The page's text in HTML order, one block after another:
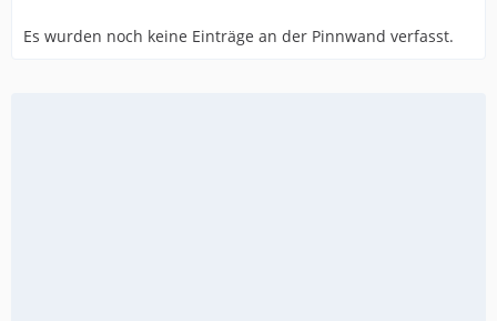
Es wurden noch keine Einträge an der Pinnwand verfasst.